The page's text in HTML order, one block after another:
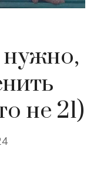
нужно,
не 21)